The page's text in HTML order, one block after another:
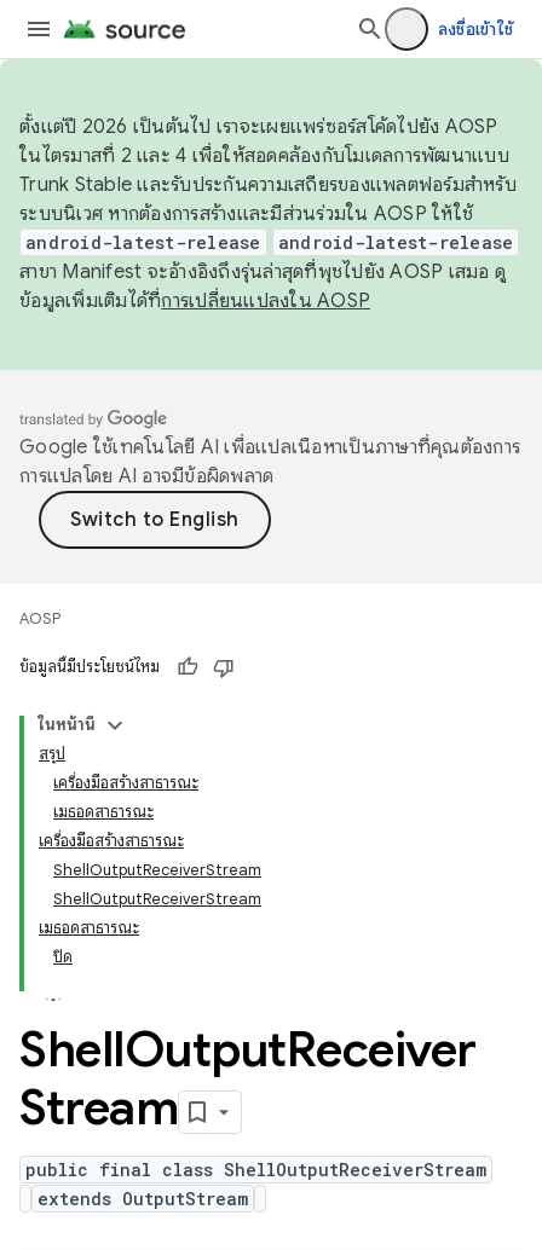
ลงชื่อเข้าใช้
ตั้งแต่ปี 2026 เป็นต้นไป เราจะเผยแพร่ซอร์สโค้ดไปยัง AOSP
ในไตรมาสที่ 2 และ 4 เพื่อให้สอดคล้องกับโมเดลการพัฒนาแบบ
Trunk Stable และรับประกันความเสถียรของแพลตฟอร์มสำหรับ
ระบบนิเวศ หากต้องการสร้างและมีส่วนร่วมใน AOSP ให้ใช้
android-latest-release android-latest-release
สาขา Manifest จะอ้างอิงถึงรุ่นล่าสุดที่พุชไปยัง AOSP เสมอ ดู
ข้อมูลเพิ่มเติมได้ที่การเปลี่ยนแปลงใน AOSP
Google ใช้เทคโนโลยี AI เพื่อแปลเนื้อหาเป็นภาษาที่คุณต้องการ
การแปลโดย AI อาจมีข้อผิดพลาด
AOSP
ข้อมูลนี้มีประโยชน์ไหม
ในหน้านี้
สรุป
เครื่องมือสร้างสาธารณะ
เมธอดสาธารณะ
เครื่องมือสร้างสาธารณะ
ShellOutputReceiverStream
ShellOutputReceiverStream
เมธอดสาธารณะ
ปิด
ShellOutputReceiver
Stream
public final class ShellOutputReceiverStream
extends OutputStream